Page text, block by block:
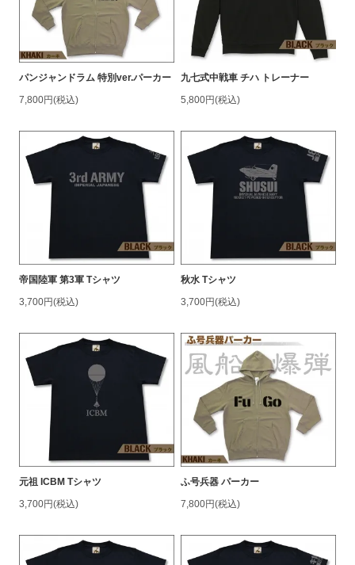
パンジャンドラム 特別ver.パーカー
7,800円(税込)
九七式中戦車 チハ トレーナー
5,800円(税込)
帝国陸軍 第3軍 Tシャツ
3,700円(税込)
秋水 Tシャツ
3,700円(税込)
元祖 ICBM Tシャツ
3,700円(税込)
ふ号兵器 パーカー
7,800円(税込)